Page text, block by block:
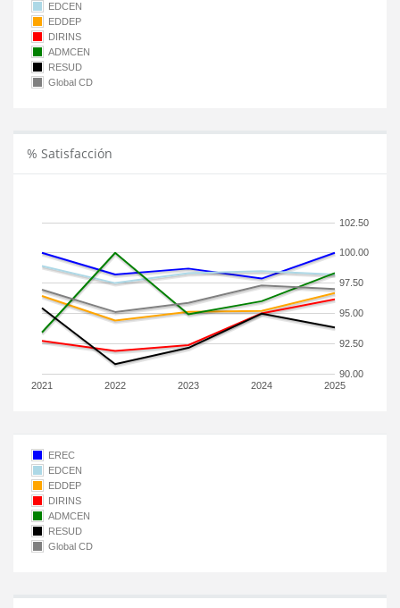
EDCEN
EDDEP
DIRINS
ADMCEN
RESUD
Global CD
% Satisfacción
2021 2022 2023 2024 2025
90.00
92.50
95.00
97.50
100.00
102.50
EREC
EDCEN
EDDEP
DIRINS
ADMCEN
RESUD
Global CD